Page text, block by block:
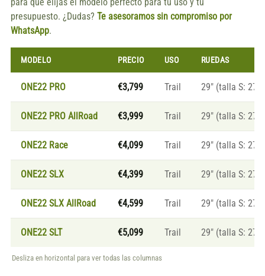
para que elijas el modelo perfecto para tu uso y tu
presupuesto. ¿Dudas? Te asesoramos sin compromiso por
WhatsApp.
MODELO PRECIO USO RUEDAS
ONE22 PRO €3,799 Trail 29" (talla S:
ONE22 PRO AllRoad €3,999 Trail 29" (talla S:
ONE22 Race €4,099 Trail 29" (talla S:
ONE22 SLX €4,399 Trail 29" (talla S:
ONE22 SLX AllRoad €4,599 Trail 29" (talla S:
ONE22 SLT €5,099 Trail 29" (talla S:
Desliza en horizontal para ver todas las columnas